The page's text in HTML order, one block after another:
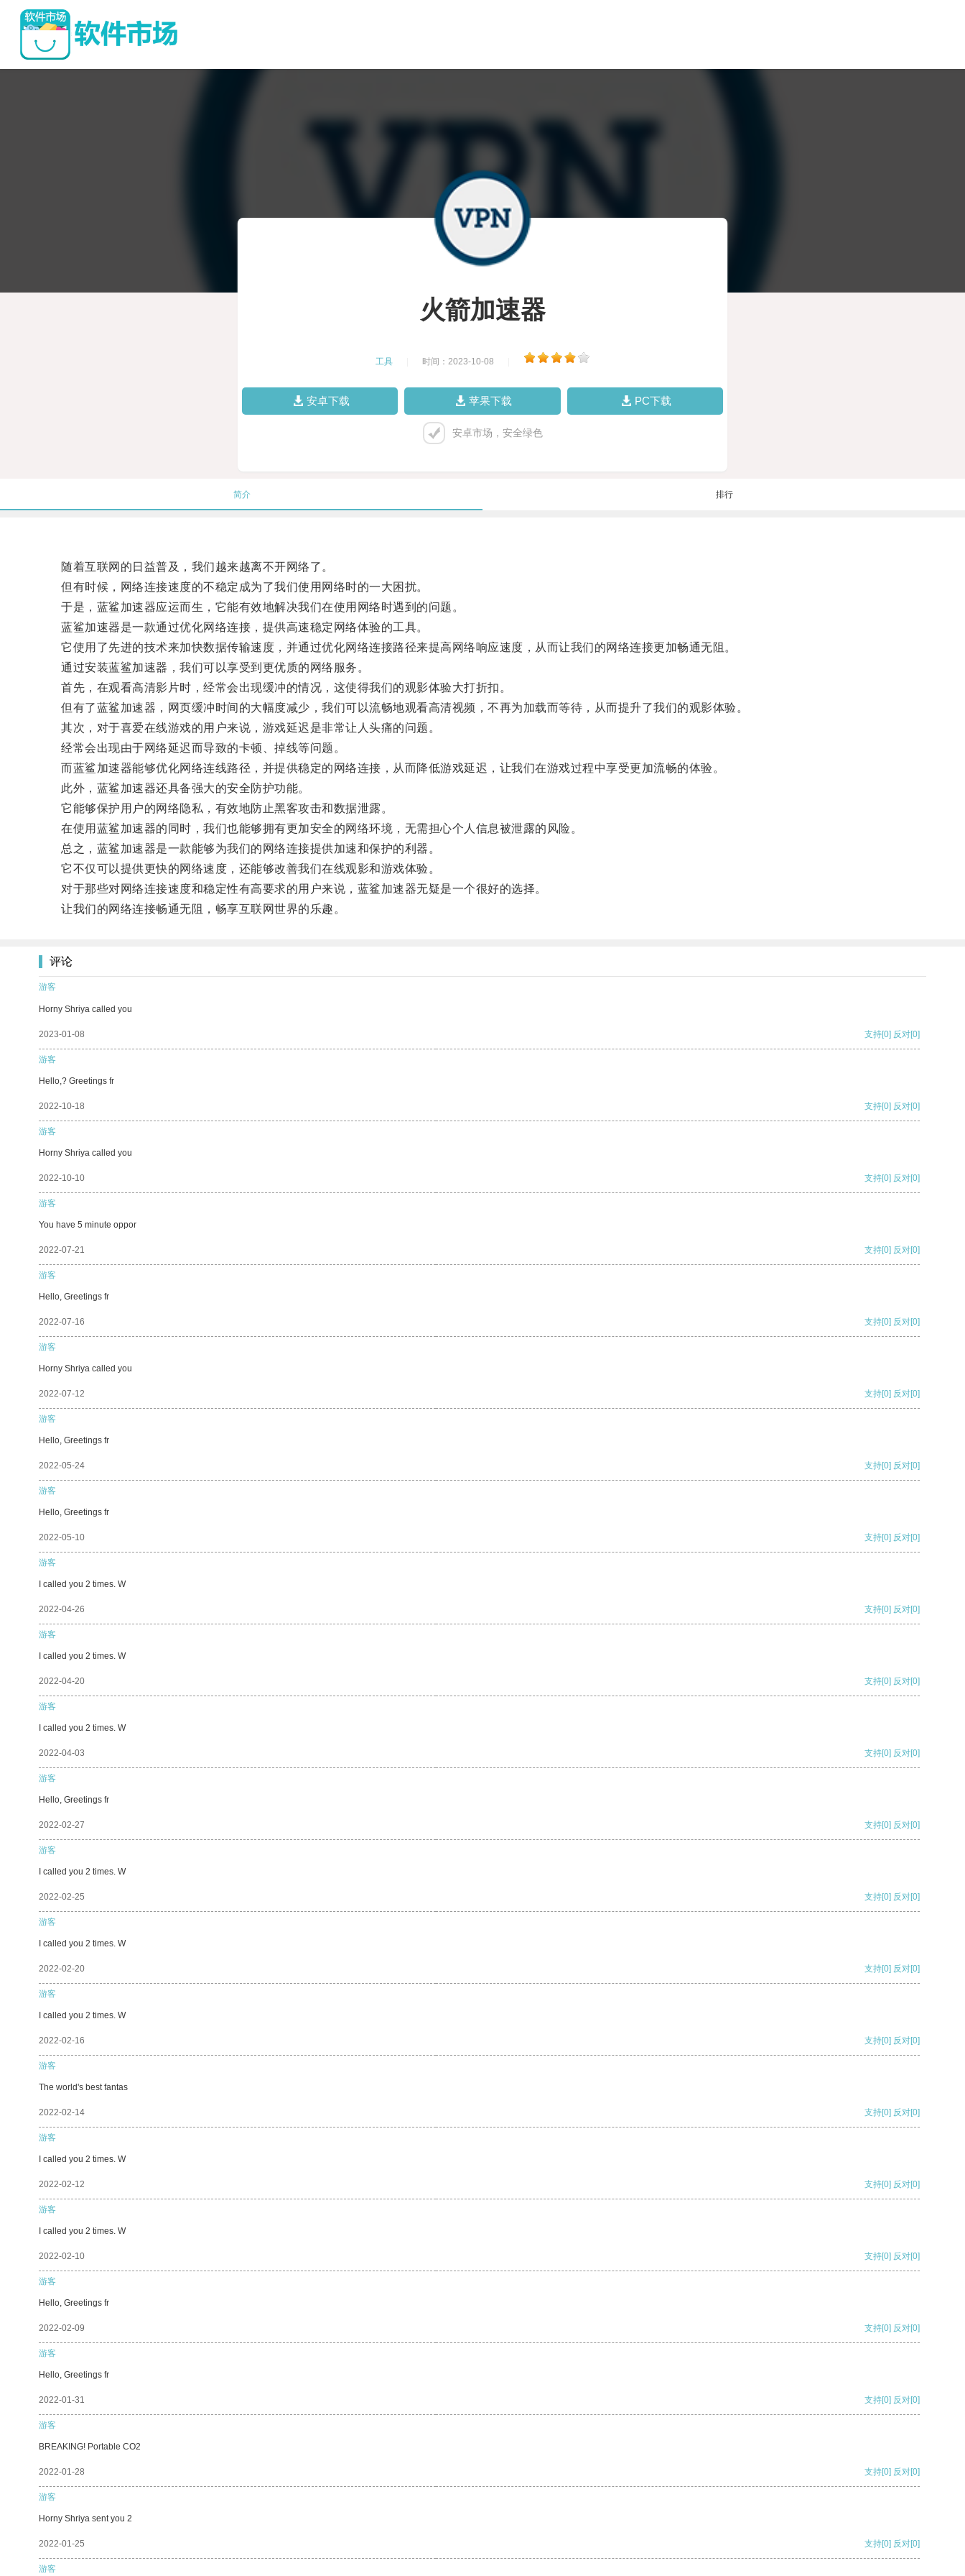
火箭加速器
工具 时间：2023-10-08
安卓下载 苹果下载 PC下载
安卓市场，安全绿色
简介 排行
随着互联网的日益普及，我们越来越离不开网络了。
但有时候，网络连接速度的不稳定成为了我们使用网络时的一大困扰。
于是，蓝鲨加速器应运而生，它能有效地解决我们在使用网络时遇到的问题。
蓝鲨加速器是一款通过优化网络连接，提供高速稳定网络体验的工具。
它使用了先进的技术来加快数据传输速度，并通过优化网络连接路径来提高网络响应速度，从而让我们的网络连接更加畅通无阻。
通过安装蓝鲨加速器，我们可以享受到更优质的网络服务。
首先，在观看高清影片时，经常会出现缓冲的情况，这使得我们的观影体验大打折扣。
但有了蓝鲨加速器，网页缓冲时间的大幅度减少，我们可以流畅地观看高清视频，不再为加载而等待，从而提升了我们的观影体验。
其次，对于喜爱在线游戏的用户来说，游戏延迟是非常让人头痛的问题。
经常会出现由于网络延迟而导致的卡顿、掉线等问题。
而蓝鲨加速器能够优化网络连线路径，并提供稳定的网络连接，从而降低游戏延迟，让我们在游戏过程中享受更加流畅的体验。
此外，蓝鲨加速器还具备强大的安全防护功能。
它能够保护用户的网络隐私，有效地防止黑客攻击和数据泄露。
在使用蓝鲨加速器的同时，我们也能够拥有更加安全的网络环境，无需担心个人信息被泄露的风险。
总之，蓝鲨加速器是一款能够为我们的网络连接提供加速和保护的利器。
它不仅可以提供更快的网络速度，还能够改善我们在线观影和游戏体验。
对于那些对网络连接速度和稳定性有高要求的用户来说，蓝鲨加速器无疑是一个很好的选择。
让我们的网络连接畅通无阻，畅享互联网世界的乐趣。
评论
游客
Horny Shriya called you
2023-01-08 支持[0] 反对[0]
游客
Hello,? Greetings fr
2022-10-18 支持[0] 反对[0]
游客
Horny Shriya called you
2022-10-10 支持[0] 反对[0]
游客
You have 5 minute oppor
2022-07-21 支持[0] 反对[0]
游客
Hello, Greetings fr
2022-07-16 支持[0] 反对[0]
游客
Horny Shriya called you
2022-07-12 支持[0] 反对[0]
游客
Hello, Greetings fr
2022-05-24 支持[0] 反对[0]
游客
Hello, Greetings fr
2022-05-10 支持[0] 反对[0]
游客
I called you 2 times. W
2022-04-26 支持[0] 反对[0]
游客
I called you 2 times. W
2022-04-20 支持[0] 反对[0]
游客
I called you 2 times. W
2022-04-03 支持[0] 反对[0]
游客
Hello, Greetings fr
2022-02-27 支持[0] 反对[0]
游客
I called you 2 times. W
2022-02-25 支持[0] 反对[0]
游客
I called you 2 times. W
2022-02-20 支持[0] 反对[0]
游客
I called you 2 times. W
2022-02-16 支持[0] 反对[0]
游客
The world's best fantas
2022-02-14 支持[0] 反对[0]
游客
I called you 2 times. W
2022-02-12 支持[0] 反对[0]
游客
I called you 2 times. W
2022-02-10 支持[0] 反对[0]
游客
Hello, Greetings fr
2022-02-09 支持[0] 反对[0]
游客
Hello, Greetings fr
2022-01-31 支持[0] 反对[0]
游客
BREAKING! Portable CO2
2022-01-28 支持[0] 反对[0]
游客
Horny Shriya sent you 2
2022-01-25 支持[0] 反对[0]
游客